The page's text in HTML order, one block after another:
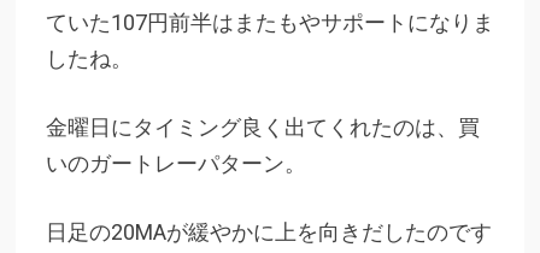
ていた107円前半はまたもやサポートになりま
したね。
金曜日にタイミング良く出てくれたのは、買
いのガートレーパターン。
日足の20MAが緩やかに上を向きだしたのです